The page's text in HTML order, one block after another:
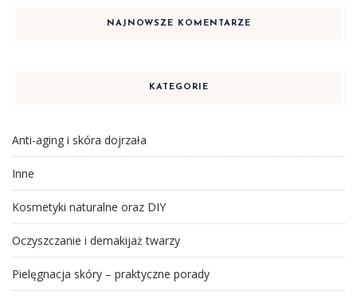
NAJNOWSZE KOMENTARZE
KATEGORIE
Anti-aging i skóra dojrzała
Inne
Kosmetyki naturalne oraz DIY
Oczyszczanie i demakijaż twarzy
Pielęgnacja skóry – praktyczne porady